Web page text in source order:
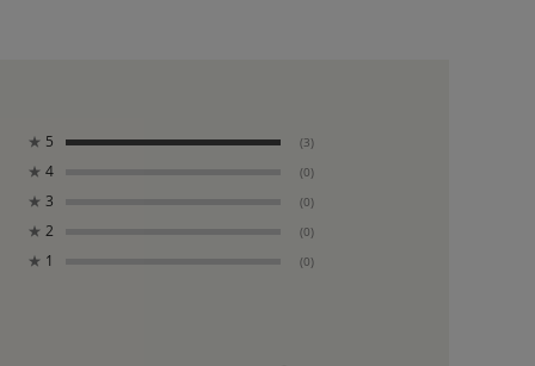
★ 5 (3)
★ 4 (0)
★ 3 (0)
★ 2 (0)
★ 1 (0)